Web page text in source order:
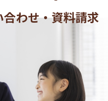
わせ・資料請求